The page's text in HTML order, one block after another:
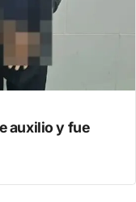
auxilio y fue